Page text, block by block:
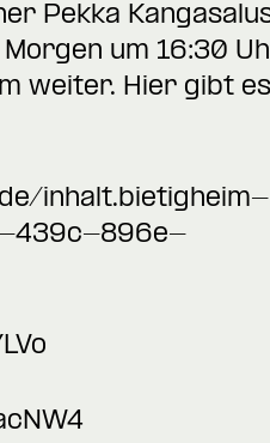
Pekka
um 16:30
weiter. Hier gibt
inhalt.bietigheim-
439c-896e-